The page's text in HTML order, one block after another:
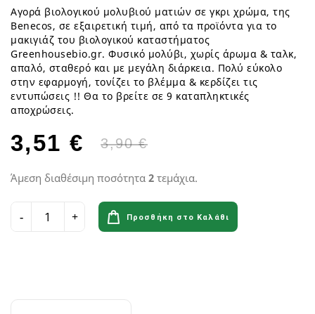
Αγορά βιολογικού μολυβιού ματιών σε γκρι χρώμα, της
Benecos, σε εξαιρετική τιμή, από τα προϊόντα για το
μακιγιάζ του βιολογικού καταστήματος
Greenhousebio.gr. Φυσικό μολύβι, χωρίς άρωμα & ταλκ,
απαλό, σταθερό και με μεγάλη διάρκεια. Πολύ εύκολο
στην εφαρμογή, τονίζει το βλέμμα & κερδίζει τις
εντυπώσεις !! Θα το βρείτε σε 9 καταπληκτικές
αποχρώσεις.
3,51 € 3,90 €
Άμεση διαθέσιμη ποσότητα 2 τεμάχια.
Προσθήκη στο Καλάθι